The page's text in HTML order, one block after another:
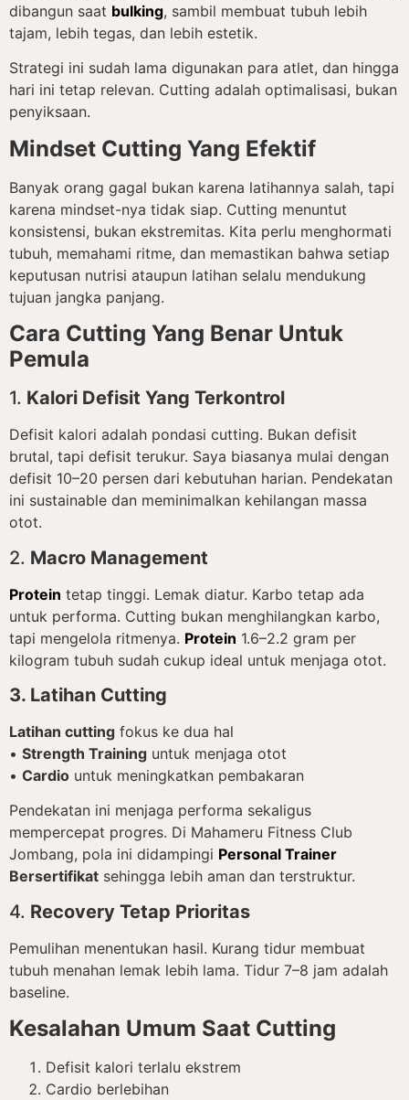
dibangun saat bulking, sambil membuat tubuh lebih
tajam, lebih tegas, dan lebih estetik.
Strategi ini sudah lama digunakan para atlet, dan hingga
hari ini tetap relevan. Cutting adalah optimalisasi, bukan
penyiksaan.
Mindset Cutting Yang Efektif
Banyak orang gagal bukan karena latihannya salah, tapi
karena mindset-nya tidak siap. Cutting menuntut
konsistensi, bukan ekstremitas. Kita perlu menghormati
tubuh, memahami ritme, dan memastikan bahwa setiap
keputusan nutrisi ataupun latihan selalu mendukung
tujuan jangka panjang.
Cara Cutting Yang Benar Untuk
Pemula
1. Kalori Defisit Yang Terkontrol
Defisit kalori adalah pondasi cutting. Bukan defisit
brutal, tapi defisit terukur. Saya biasanya mulai dengan
defisit 10–20 persen dari kebutuhan harian. Pendekatan
ini sustainable dan meminimalkan kehilangan massa
otot.
2. Macro Management
Protein tetap tinggi. Lemak diatur. Karbo tetap ada
untuk performa. Cutting bukan menghilangkan karbo,
tapi mengelola ritmenya. Protein 1.6–2.2 gram per
kilogram tubuh sudah cukup ideal untuk menjaga otot.
3. Latihan Cutting
Latihan cutting fokus ke dua hal
• Strength Training untuk menjaga otot
• Cardio untuk meningkatkan pembakaran
Pendekatan ini menjaga performa sekaligus
mempercepat progres. Di Mahameru Fitness Club
Jombang, pola ini didampingi Personal Trainer
Bersertifikat sehingga lebih aman dan terstruktur.
4. Recovery Tetap Prioritas
Pemulihan menentukan hasil. Kurang tidur membuat
tubuh menahan lemak lebih lama. Tidur 7–8 jam adalah
baseline.
Kesalahan Umum Saat Cutting
Defisit kalori terlalu ekstrem
Cardio berlebihan